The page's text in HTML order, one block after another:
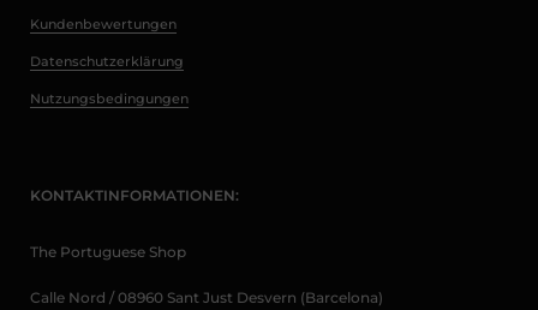
Kundenbewertungen
Datenschutzerklärung
Nutzungsbedingungen
KONTAKTINFORMATIONEN:
The Portuguese Shop
Calle Nord / 08960 Sant Just Desvern (Barcelona)